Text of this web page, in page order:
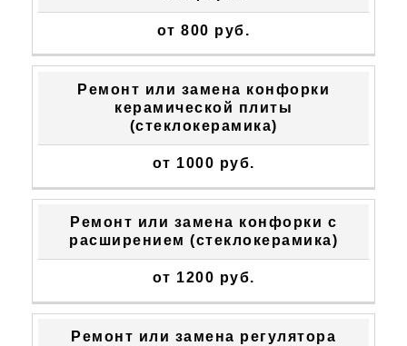
от 800 руб.
Ремонт или замена конфорки
керамической плиты
(стеклокерамика)
от 1000 руб.
Ремонт или замена конфорки с
расширением (стеклокерамика)
от 1200 руб.
Ремонт или замена регулятора